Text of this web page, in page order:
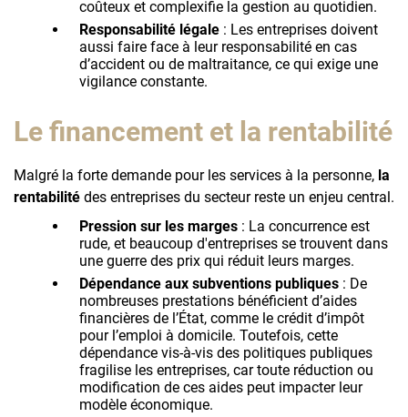
coûteux et complexifie la gestion au quotidien.
Responsabilité légale : Les entreprises doivent
aussi faire face à leur responsabilité en cas
d’accident ou de maltraitance, ce qui exige une
vigilance constante.
Le financement et la rentabilité
Malgré la forte demande pour les services à la personne, la
rentabilité des entreprises du secteur reste un enjeu central.
Pression sur les marges : La concurrence est
rude, et beaucoup d'entreprises se trouvent dans
une guerre des prix qui réduit leurs marges.
Dépendance aux subventions publiques : De
nombreuses prestations bénéficient d’aides
financières de l’État, comme le crédit d’impôt
pour l’emploi à domicile. Toutefois, cette
dépendance vis-à-vis des politiques publiques
fragilise les entreprises, car toute réduction ou
modification de ces aides peut impacter leur
modèle économique.